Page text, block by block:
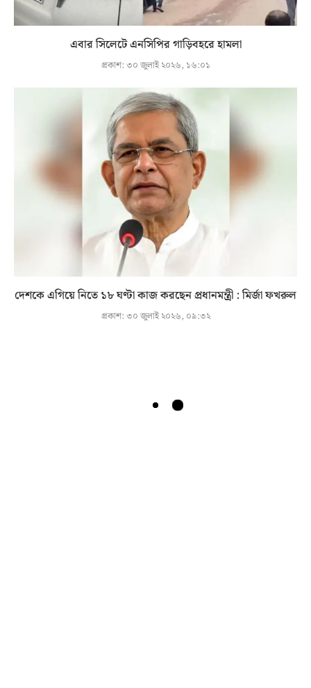
এবার সিলেটে এনসিপির গাড়িবহরে হামলা
প্রকাশ:৩০ জুলাই ২০২৬, ১৬:০১
দেশকে এগিয়ে নিতে ১৮ ঘণ্টা কাজ করছেন প্রধানমন্ত্রী : মির্জা ফখরুল
প্রকাশ:৩০ জুলাই ২০২৬, ০৯:৩২